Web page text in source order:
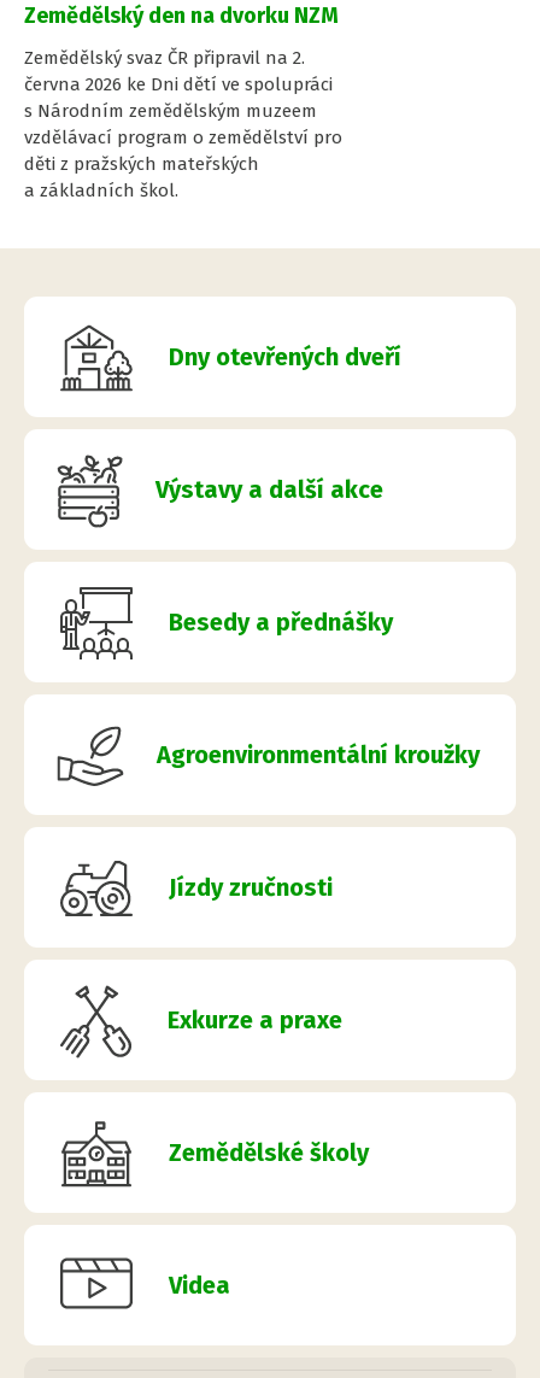
Zemědělský den na dvorku NZM
Zemědělský svaz ČR připravil na 2.
června 2026 ke Dni dětí ve spolupráci
s Národním zemědělským muzeem
vzdělávací program o zemědělství pro
děti z pražských mateřských
a základních škol.
Dny otevřených dveří
Výstavy a další akce
Besedy a přednášky
Agroenvironmentální kroužky
Jízdy zručnosti
Exkurze a praxe
Zemědělské školy
Videa